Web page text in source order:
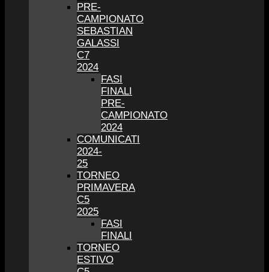
PRE-
CAMPIONATO
SEBASTIAN
GALASSI
C7
2024
FASI
FINALI
PRE-
CAMPIONATO
2024
COMUNICATI
2024-
25
TORNEO
PRIMAVERA
C5
2025
FASI
FINALI
TORNEO
ESTIVO